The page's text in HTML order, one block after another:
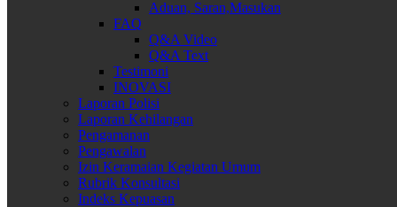
Aduan, Saran,Masukan
FAQ
Q&A Video
Q&A Text
Testimoni
INOVASI
Laporan Polisi
Laporan Kehilangan
Pengamanan
Pengawalan
Izin Keramaian Kegiatan Umum
Rubrik Konsultasi
Indeks Kepuasan